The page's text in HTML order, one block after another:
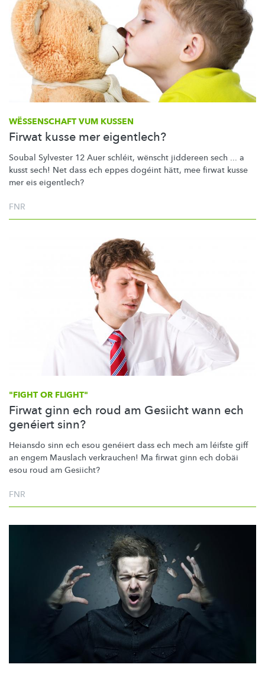
WËSSENSCHAFT VUM KUSSEN
Firwat kusse mer eigentlech?
Soubal Sylvester 12 Auer schléit, wënscht jiddereen sech ... a
kusst sech! Net dass ech eppes dogéint hätt, mee firwat kusse
mer eis eigentlech?
FNR
"FIGHT OR FLIGHT"
Firwat ginn ech roud am Gesiicht wann ech
genéiert sinn?
Heiansdo sinn ech esou genéiert dass ech mech am léifste giff
an engem Mauslach verkrauchen! Ma firwat ginn ech dobäi
esou roud am Gesiicht?
FNR